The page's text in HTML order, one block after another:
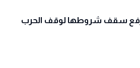
سقف شروطها لوقف الحرب